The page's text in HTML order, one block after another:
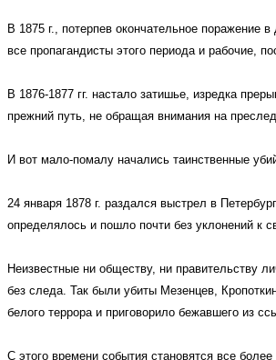
В 1875 г., потерпев окончательное поражение
все пропагандисты этого периода и рабочие,
В 1876-1877 гг. настало затишье, изредка
прежний путь, не обращая внимания на
И вот мало-помалу начались таинственные
24 января 1878 г. раздался выстрел в
определялось и пошло почти без уклонений к
Неизвестные ни обществу, ни правительству
без следа. Так были убиты Мезенцев,
белого террора и приговорило бежавшего из
С этого времени события становятся все